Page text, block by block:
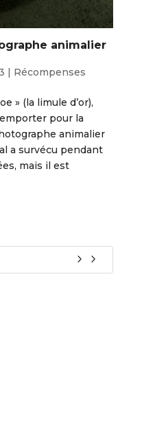
animalier
| Récompenses
» (la limule d’or),
pour la
animalier
a survécu pendant
mais il est